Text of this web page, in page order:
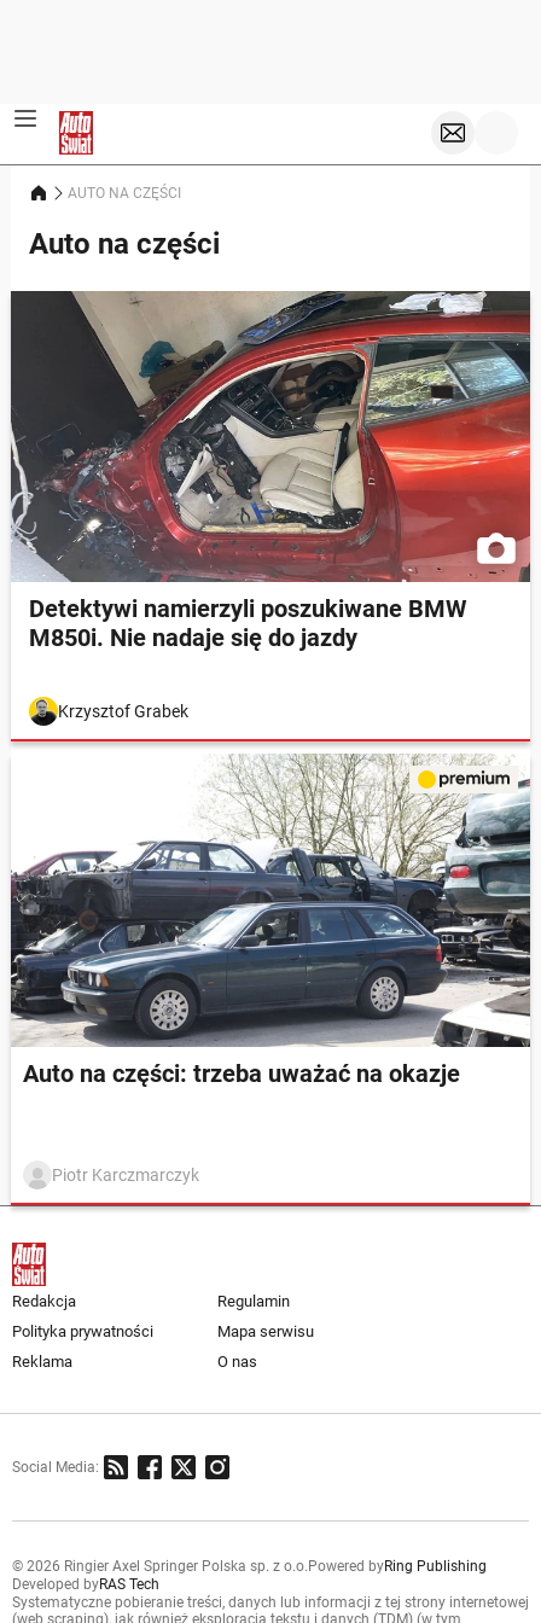
AUTO NA CZĘŚCI
Auto na części
Detektywi namierzyli poszukiwane BMW
M850i. Nie nadaje się do jazdy
Krzysztof Grabek
Auto na części: trzeba uważać na okazje
Piotr Karczmarczyk
Redakcja
Regulamin
Polityka prywatności
Mapa serwisu
Reklama
O nas
Social Media:
© 2026 Ringier Axel Springer Polska sp. z o.o.Powered byRing Publishing
Developed byRAS Tech
Systematyczne pobieranie treści, danych lub informacji z tej strony internetowej
(web scraping), jak również eksploracja tekstu i danych (TDM) (w tym